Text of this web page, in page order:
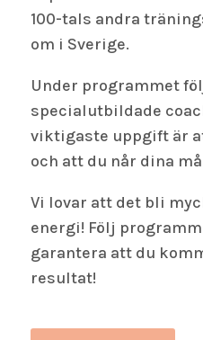
100-tals andra
om i Sverige.
Under programmet
specialutbildade
viktigaste uppgift är
och att du når dina
Vi lovar att det bli
energi! Följ
garantera att du
resultat!